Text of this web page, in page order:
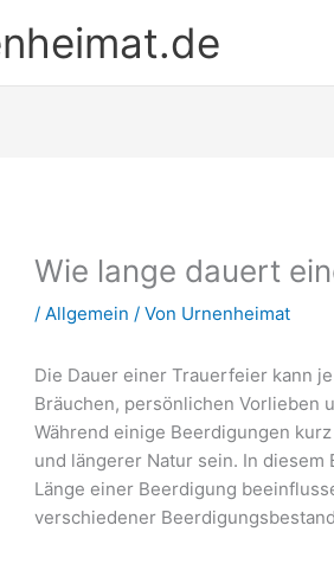
Wie lange dauert
/Allgemein / Von Urnenheimat
Die Dauer einer Trauerfeier kann
Bräuchen, persönlichen Vorlieben
Während einige Beerdigungen
und längerer Natur sein. In
Länge einer Beerdigung
verschiedener